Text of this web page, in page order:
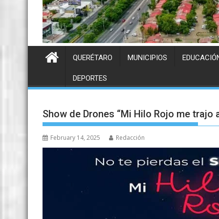
QUERÉTARO MUNICIPIOS
DEPORTES
Show de Drones “Mi Hilo Rojo me trajo
February 14, 2025 Redacción